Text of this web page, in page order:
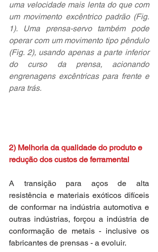
uma velocidade mais lenta do que com
um movimento excêntrico padrão (Fig.
1). Uma prensa-servo também pode
operar com um movimento tipo pêndulo
(Fig. 2), usando apenas a parte inferior
do curso da prensa, acionando
engrenagens excêntricas para frente e
para trás.
2) Melhoria da qualidade do produto e
redução dos custos de ferramental
A transição para aços de alta
resistência e materiais exóticos difíceis
de conformar na indústria automotiva e
outras indústrias, forçou a indústria de
conformação de metais - inclusive os
fabricantes de prensas - a evoluir.